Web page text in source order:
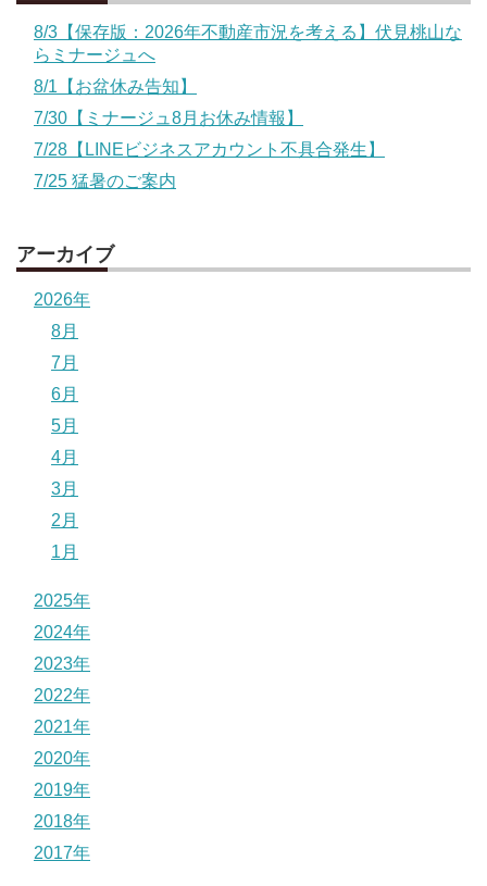
8/3【保存版：2026年不動産市況を考える】伏見桃山な
らミナージュへ
8/1【お盆休み告知】
7/30【ミナージュ8月お休み情報】
7/28【LINEビジネスアカウント不具合発生】
7/25 猛暑のご案内
アーカイブ
2026年
8月
7月
6月
5月
4月
3月
2月
1月
2025年
2024年
2023年
2022年
2021年
2020年
2019年
2018年
2017年